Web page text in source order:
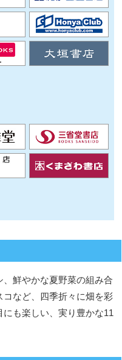
鮮やかな夏野菜の組み合
など、四季折々に畑を彩
も楽しい、実り豊かな11